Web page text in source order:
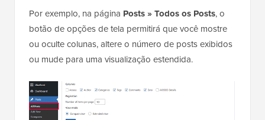
Por exemplo, na página Posts » Todos os Posts, o
botão de opções de tela permitirá que você mostre
ou oculte colunas, altere o número de posts exibidos
ou mude para uma visualização estendida.